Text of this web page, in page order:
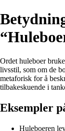
Ordet huleboer
livsstil, som om de
metaforisk for å
tilbakeskuende i
Eksempler
Huleboeren